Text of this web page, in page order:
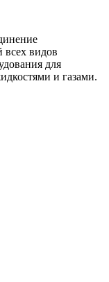
всех видов
для
и газами.